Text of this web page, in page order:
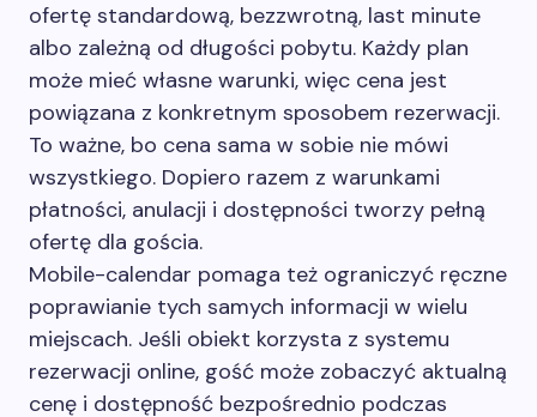
ofertę standardową, bezzwrotną, last minute
albo zależną od długości pobytu. Każdy plan
może mieć własne warunki, więc cena jest
powiązana z konkretnym sposobem rezerwacji.
To ważne, bo cena sama w sobie nie mówi
wszystkiego. Dopiero razem z warunkami
płatności, anulacji i dostępności tworzy pełną
ofertę dla gościa.
Mobile-calendar pomaga też ograniczyć ręczne
poprawianie tych samych informacji w wielu
miejscach. Jeśli obiekt korzysta z systemu
rezerwacji online, gość może zobaczyć aktualną
cenę i dostępność bezpośrednio podczas